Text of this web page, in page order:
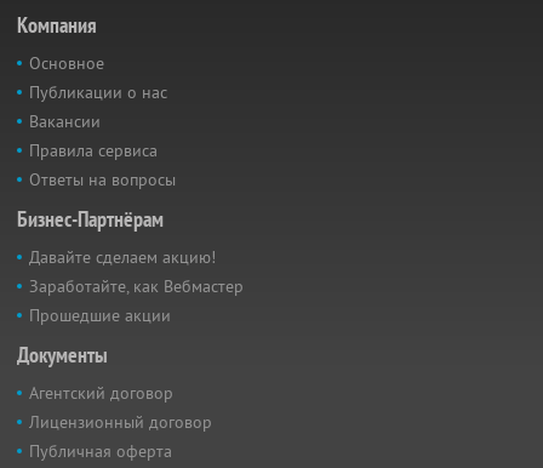
Компания
Основное
Публикации о нас
Вакансии
Правила сервиса
Ответы на вопросы
Бизнес-Партнёрам
Давайте сделаем акцию!
Заработайте, как Вебмастер
Прошедшие акции
Документы
Агентский договор
Лицензионный договор
Публичная оферта